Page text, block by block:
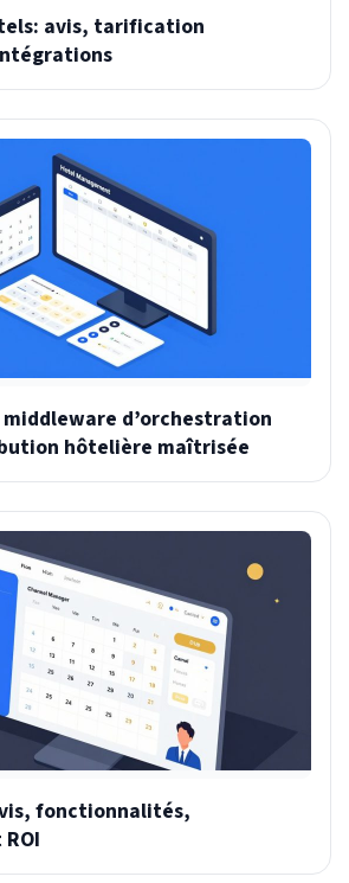
avis, tarification
d’orchestration
hôtelière maîtrisée
fonctionnalités,